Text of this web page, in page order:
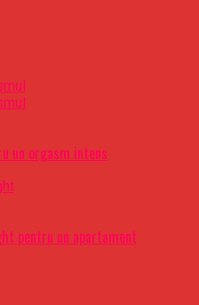
un orgasm intens
pentru un apartament